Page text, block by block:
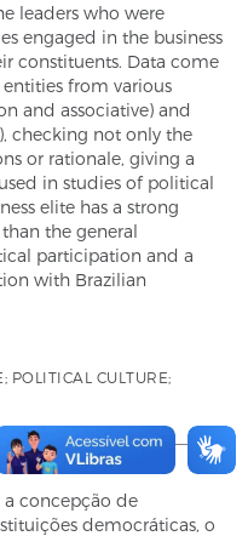
leaders who were
engaged in the business
constituents. Data come
from various
and associative) and
checking not only the
or rationale, giving a
in studies of political
elite has a strong
the general
participation and a
with Brazilian
POLITICAL CULTURE;
a concepção de
democráticas, o